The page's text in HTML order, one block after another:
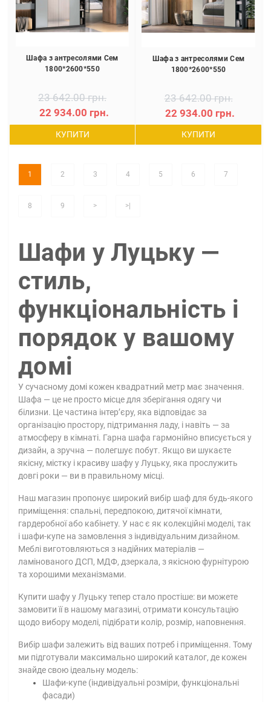
Шафа з антресолями Сем
1800*2600*550
23 642.00 грн.
22 934.00 грн.
КУПИТИ
Шафа з антресолями Сем
1800*2600*550
23 642.00 грн.
22 934.00 грн.
КУПИТИ
1 2 3 4 5 6 7
8 9 > >|
Шафи у Луцьку —
стиль,
функціональність і
порядок у вашому
домі
У сучасному домі кожен квадратний метр має значення.
Шафа — це не просто місце для зберігання одягу чи
білизни. Це частина інтер’єру, яка відповідає за
організацію простору, підтримання ладу, і навіть — за
атмосферу в кімнаті. Гарна шафа гармонійно вписується у
дизайн, а зручна — полегшує побут. Якщо ви шукаєте
якісну, містку і красиву шафу у Луцьку, яка прослужить
довгі роки — ви в правильному місці.
Наш магазин пропонує широкий вибір шаф для будь-якого
приміщення: спальні, передпокою, дитячої кімнати,
гардеробної або кабінету. У нас є як колекційні моделі, так
і шафи-купе на замовлення з індивідуальним дизайном.
Меблі виготовляються з надійних матеріалів —
ламінованого ДСП, МДФ, дзеркала, з якісною фурнітурою
та хорошими механізмами.
Купити шафу у Луцьку тепер стало простіше: ви можете
замовити її в нашому магазині, отримати консультацію
щодо вибору моделі, підібрати колір, розмір, наповнення.
Вибір шафи залежить від ваших потреб і приміщення. Тому
ми підготували максимально широкий каталог, де кожен
знайде свою ідеальну модель:
Шафи-купе (індивідуальні розміри, функціональні
фасади)